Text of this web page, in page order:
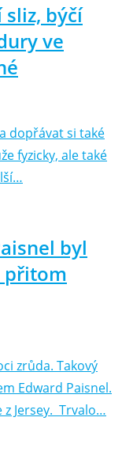
sliz, býčí
ve
dopřávat si také
fyzicky, ale také
byl
přitom
zrůda. Takový
Edward Paisnel.
Jersey. Trvalo…